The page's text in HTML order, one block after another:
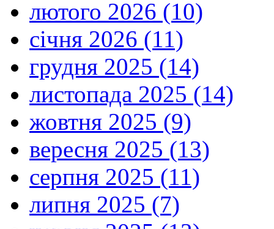
лютого 2026 (10)
січня 2026 (11)
грудня 2025 (14)
листопада 2025 (14)
жовтня 2025 (9)
вересня 2025 (13)
серпня 2025 (11)
липня 2025 (7)